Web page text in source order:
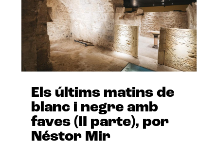
Els últims matins de
blanc i negre amb
faves (II parte), por
Néstor Mir